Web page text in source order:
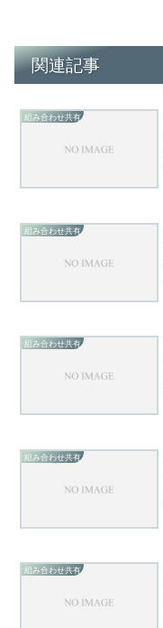
関連記事
組み合わせ共有
組み合わせ共有
組み合わせ共有
組み合わせ共有
組み合わせ共有